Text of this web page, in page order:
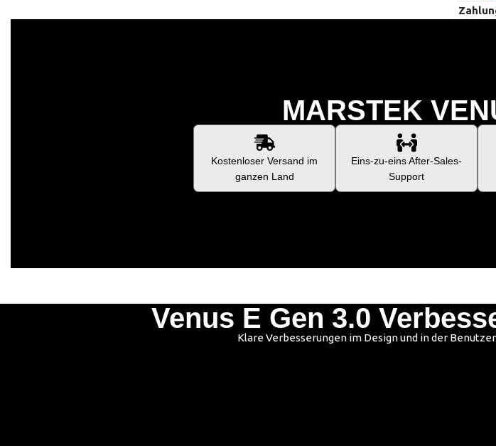
MARSTEK
Kostenloser Versand im
ganzen Land
Eins-zu-eins After-Sales-
Support
Venus E Gen 3.0
Klare Verbesserungen im Design und in der